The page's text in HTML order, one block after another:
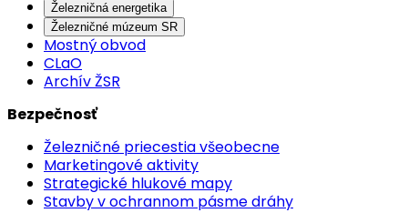
Železničná energetika
Železničné múzeum SR
Mostný obvod
CLaO
Archív ŽSR
Bezpečnosť
Železničné priecestia všeobecne
Marketingové aktivity
Strategické hlukové mapy
Stavby v ochrannom pásme dráhy